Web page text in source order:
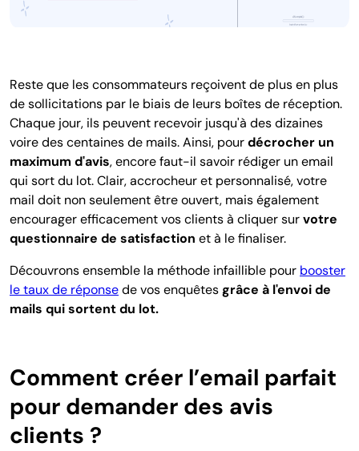
Reste que les consommateurs reçoivent de plus en plus
de sollicitations par le biais de leurs boîtes de réception.
Chaque jour, ils peuvent recevoir jusqu'à des dizaines
voire des centaines de mails. Ainsi, pourdécrocher un
maximum d'avis, encore faut-il savoir rédiger un email
qui sort du lot. Clair, accrocheur et personnalisé, votre
mail doit non seulement être ouvert, mais également
encourager efficacement vos clients à cliquer survotre
questionnaire de satisfaction et à le finaliser.
Découvrons ensemble la méthode infaillible pour booster
le taux de réponsede vos enquêtesgrâce à l'envoi de
mails qui sortent du lot.
Comment créer l’email parfait
pour demander des avis
clients ?